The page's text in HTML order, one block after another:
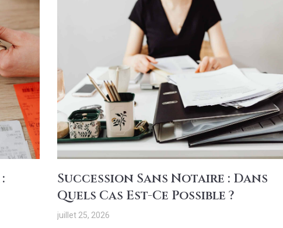
Succession Sans Notaire : Dans
Quels Cas Est-Ce Possible ?
juillet 25, 2026